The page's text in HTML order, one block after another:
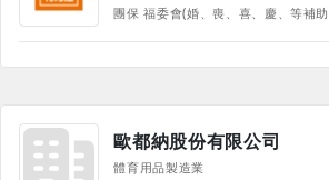
歐都納股份有限公司
體育用品製造業